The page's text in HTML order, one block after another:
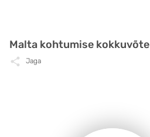
Malta kohtumise kokkuvõte
Jaga